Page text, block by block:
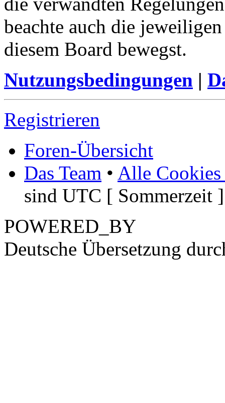
beachte auch die
diesem Board bewegst.
Nutzungsbedingungen |
Registrieren
Foren-Übersicht
Das Team • Alle Cookies
sind UTC [ Sommerzeit ]
POWERED_BY
Deutsche Übersetzung